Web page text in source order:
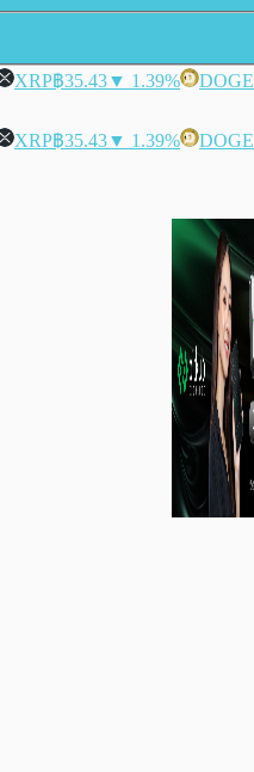
XRP฿35.43▼ 1.39% DOGE
XRP฿35.43▼ 1.39% DOGE